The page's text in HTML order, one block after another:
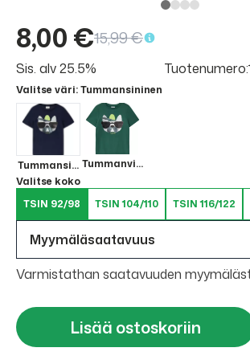
8,00 €15,99 €
Sis. alv 25.5%
Valitse väri: Tummansininen
TummansininenTummanvihreä
Valitse koko
TSIN 92/98
TSIN 104/110 TSIN 116/122
Myymäläsaatavuus
Varmistathan saatavuuden
Lisää ostoskoriin